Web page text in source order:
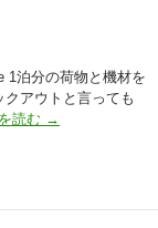
1泊分の荷物と機材を
アウトと言っても
読む
Saturday
→